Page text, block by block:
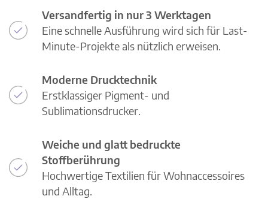
Versandfertig in nur 3 Werktagen
Eine schnelle Ausführung wird sich für Last-
Minute-Projekte als nützlich erweisen.
Moderne Drucktechnik
Erstklassiger Pigment- und
Sublimationsdrucker.
Weiche und glatt bedruckte
Stoffberührung
Hochwertige Textilien für Wohnaccessoires
und Alltag.